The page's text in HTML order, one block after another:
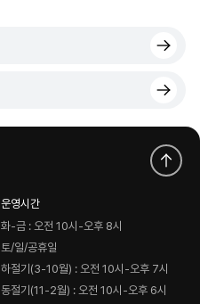
운영시간
화-금 : 오전 10시-오후 8시
토/일/공휴일
하절기(3-10월) : 오전 10시-오후 7시
동절기(11-2월) : 오전 10시-오후 6시